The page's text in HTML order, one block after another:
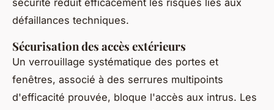
sécurité réduit efficacement les risques liés aux
défaillances techniques.
Sécurisation des accès extérieurs
Un verrouillage systématique des portes et
fenêtres, associé à des serrures multipoints
d'efficacité prouvée, bloque l'accès aux intrus. Les